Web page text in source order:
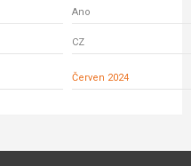
Ano
CZ
Červen 2024